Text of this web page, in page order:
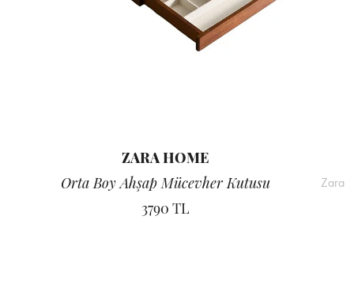
ZARA HOME
Orta Boy Ahşap Mücevher Kutusu
3790 TL
Zara